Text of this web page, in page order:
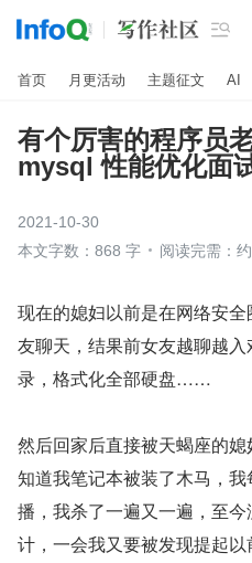

首页 月更活动 主题征文 AI
有个厉害的程序员
mysql 性能优化面
2021-10-30
本文字数：868 字
阅读完需：
现在的媳妇以前是在网络安
友聊天，结果前女友越聊越
录，格式化全部硬盘……
然后回家后直接被天蝎座的
知道我笔记本被装了木马，
播，我杀了一遍又一遍，至
计，一会我又要被发现提起